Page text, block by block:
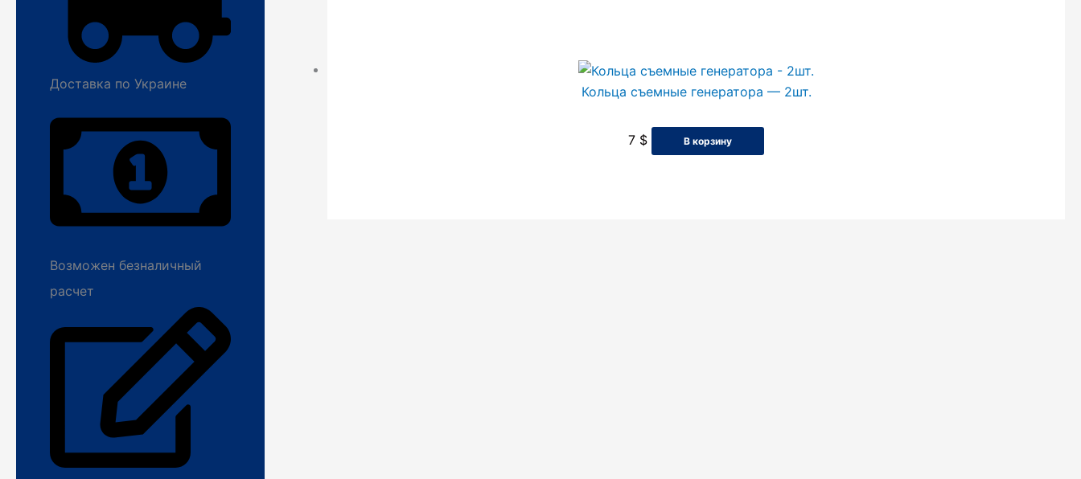
Доставка по Украине
Возможен безналичный
расчет
Кольца съемные генератора — 2шт.
7 $ В корзину